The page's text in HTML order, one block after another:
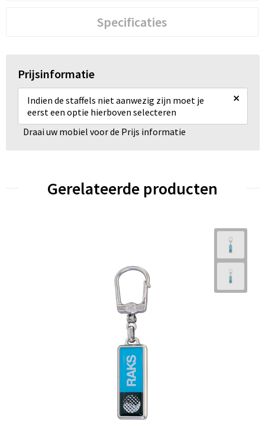
Specificaties
Prijsinformatie
Indien de staffels niet aanwezig zijn moet je
eerst een optie hierboven selecteren
×
Draai uw mobiel voor de Prijs informatie
Gerelateerde producten